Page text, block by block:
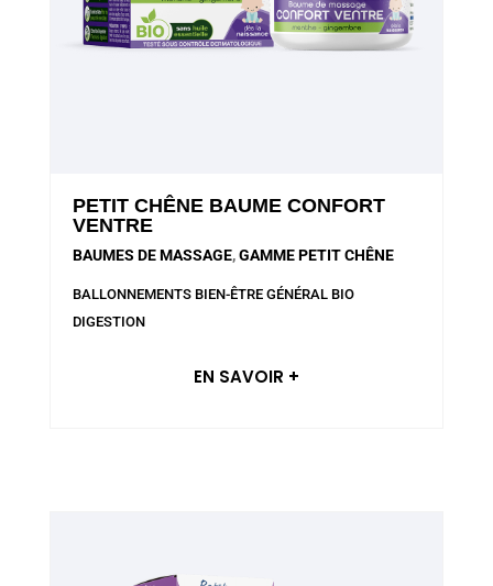
PETIT CHÊNE BAUME CONFORT
VENTRE
BAUMES DE MASSAGE,GAMME PETIT CHÊNE
BALLONNEMENTS BIEN-ÊTRE GÉNÉRAL BIO
DIGESTION
EN SAVOIR +